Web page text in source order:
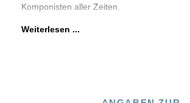
Komponisten aller Zeiten.
Weiterlesen ...